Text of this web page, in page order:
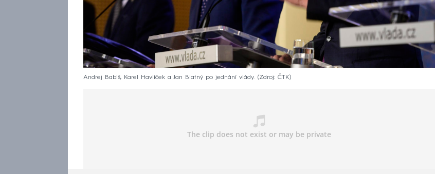
Andrej Babiš, Karel Havlíček a Jan Blatný po jednání vlády. Zdroj: ČTK